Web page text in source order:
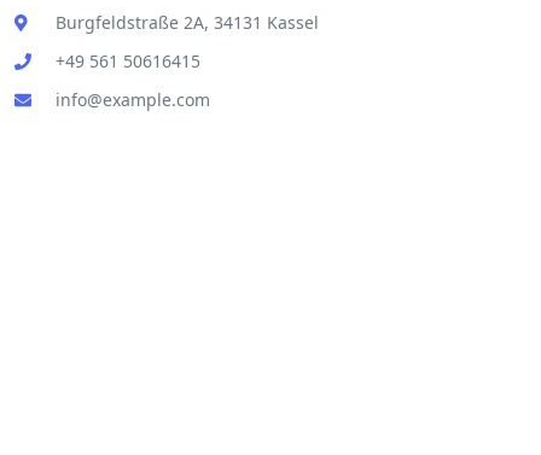
Burgfeldstraße 2A, 34131 Kassel
+49 561 50616415
info@example.com